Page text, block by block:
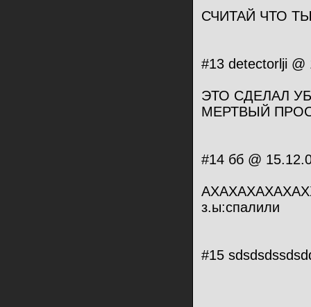
СЧИТАЙ ЧТО
#13 detectorlji @
ЭТО СДЕЛАЛ
МЕРТВЫЙ
#14 бб @
з.ы:спалили
#15